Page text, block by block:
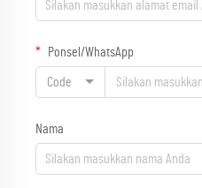
Ponsel/WhatsApp
Code
Nama